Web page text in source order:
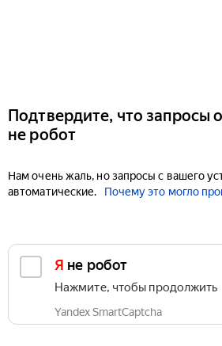
Подтвердите, что запросы
не робот
Нам очень жаль, но запросы с вашего
автоматические.
Почему это могло
Я не робот
Нажмите, чтобы продолжить
Yandex SmartCaptcha